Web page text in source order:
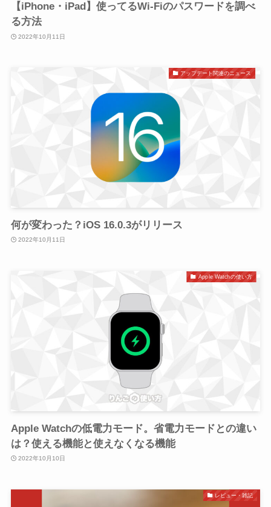
【iPhone・iPad】使ってるWi-Fiのパスワードを調べ
る方法
2022年10月11日
アップデート関連のニュース
何が変わった？iOS 16.0.3がリリース
2022年10月11日
Apple Watchの使い方
Apple Watchの低電力モード。省電力モードとの違い
は？使える機能と使えなくなる機能
2022年10月10日
レビュー・雑記